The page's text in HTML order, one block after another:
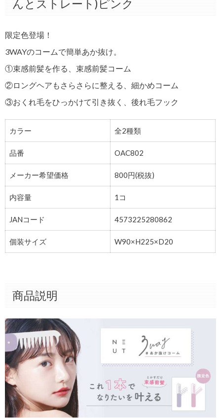
んとストレート)ピンク
限定色登場！
3WAYのコームで簡単あか抜け。
①束感前髪を作る、束感前髪コーム
②ロングヘアもさらさらに整える、細かめコーム
③おくれ毛をひっかけて引き抜く、後れ毛フック
カラー 全2種類
品番 OAC802
メーカー希望価格 800円(税抜)
内容量 1コ
JANコード 4573225280862
個装サイズ W90×H225×D20
商品説明